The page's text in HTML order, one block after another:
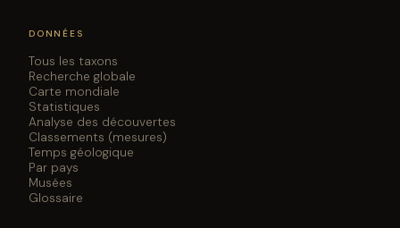
DONNÉES
Tous les taxons
Recherche globale
Carte mondiale
Statistiques
Analyse des découvertes
Classements (mesures)
Temps géologique
Par pays
Musées
Glossaire